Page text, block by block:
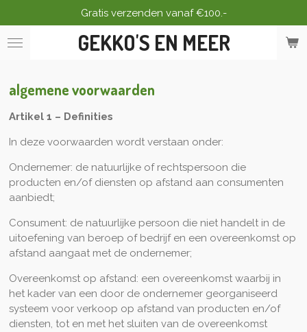
direct
naar
GEKKO'S EN MEER
Gratis verzenden vanaf €100.-
algemene voorwaarden
Artikel 1 – Definities
In deze voorwaarden wordt verstaan onder:
Ondernemer: de natuurlijke of rechtspersoon die
producten en/of diensten op afstand aan consumenten
aanbiedt;
Consument: de natuurlijke persoon die niet handelt in de
uitoefening van beroep of bedrijf en een overeenkomst op
afstand aangaat met de ondernemer;
Overeenkomst op afstand: een overeenkomst waarbij in
het kader van een door de ondernemer georganiseerd
systeem voor verkoop op afstand van producten en/of
diensten, tot en met het sluiten van de overeenkomst